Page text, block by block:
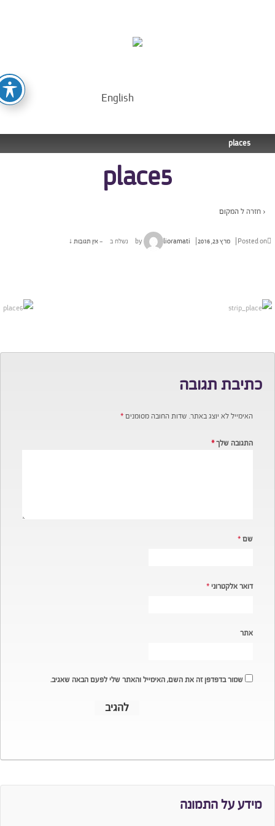
English
place5
place5
‹ חזרה להמקום
Posted מרץ 23, 2016 by
lioramati נשלח ב — אין תגובות ↓
כתיבת תגובה
האימייל לא יוצג באתר. שדות החובה מסומנים*
התגובה שלך*
שם *
דואר אלקטרוני *
אתר
שמור בדפדפן זה את השם, האימייל והאתר שלי לפעם הבאה שאגיב.
מידע על התמונה